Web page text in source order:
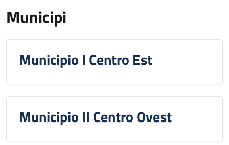
Municipi
Municipio I Centro Est
Municipio II Centro Ovest